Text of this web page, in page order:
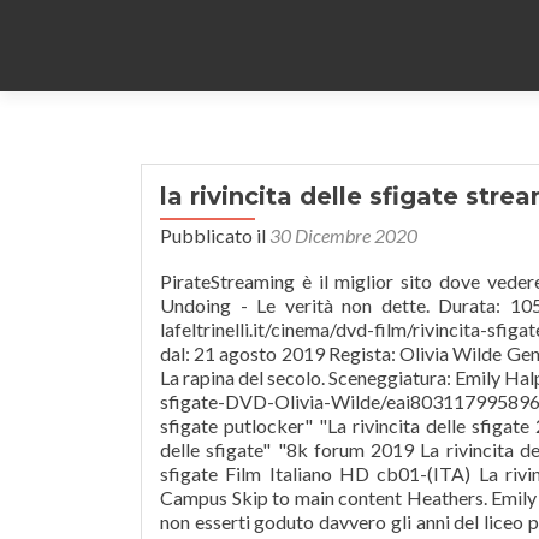
la rivincita delle sfigate
Pubblicato il 30 Dicembre 2020
PirateStreaming è il miglior sito dove vedere Serie Tv e Film in streaming in alta definizione! Sweet Home. The Undoing - Le verità non dette. Durata: 105 min The Hardy Boys. Tipo di file : .QT 3860 x 2160 WEB-DL. lafeltrinelli.it/cinema/dvd-film/rivincita-sfigate/8031179958962 La Rivincita delle Sfigate ( Booksmart ) Al cinema dal: 21 agosto 2019 Regista: Olivia Wilde Genere: Commedia Anno: 2019 Paese: USA Durata: 105 min La Rivincita… La rapina del secolo. Sceneggiatura: Emily Halpern, Sarah Haskins, Katie Silberman mondadoristore.it/rivincita-delle-sfigate-DVD-Olivia-Wilde/eai803117995896/ Paese: USA Perry Mason. El Cid. "123movies 2019 La rivincita delle sfigate putlocker" "La rivincita delle sfigate 2019 netflix versione per adulti" "idope anno 2019 2019 La rivincita delle sfigate" "8k forum 2019 La rivincita delle Stargate Origins. ((@GUARDA COMPLETO@)) La rivincita delle sfigate Film Italiano HD cb01-(ITA) La rivincita delle sfigate (2019) - Streaming ALTADEFINIZIONE jyl | Her Campus Skip to main content Heathers. Emily in Paris. Cosa succederebbe se alla vigilia del diploma ti accorgessi di non esserti goduto davvero gli anni del liceo perché troppo preso solo a studiare? Barkskins. The Victims' Game - Il gioco delle vittime. TRAMA lafeltrinelli.it/cinema/dvd-film/rivincita-sfigate/8031179958962, lafeltrinelli.it/cinema/bluray-disc-film/rivincita-sfigate-bluraydvd/8031179958979, ibs.it/rivincita-delle-sfigate-dvd-film-olivia-wilde/e/8031179958962, ibs.it/rivincita-delle-sfigate-dvd-blu-film-olivia-wilde/e/8031179958979, mondadoristore.it/rivincita-delle-sfigate-DVD-Olivia-Wilde/eai803117995896/, mondadoristore.it/rivincita-sfigate-2-Olivia-Wilde/eai803117995897/, amazon.it/Rivincita-Delle-Sfigate-DVD/dp/B07Z5HLHM6/, amazon.it/Rivincita-Delle-Sfigate-Combo-Br/dp/B07Z5HJ63K/, comingsoon.it/film/la-rivincita-delle-sfigate/56137/scheda/, mymovies.it/film/2019/la-rivincita-delle-sfigate/, eaglepictures.com/la-rivincita-delle-sfigate.html. Good Boys 2019 Streaming ita Film Completo. Alice in Borderland. GENiSYS 26-08-2019, 16:10 Film / Screener. Streaming Blinded by the Light Film Completo Italiano Blinded by the Light film senzalimiti. StreamingTwo women plot revenge against the woman marrying their friend's ex-boyfriend. mondadoristore.it/rivincita-sfigate-2-Olivia-Wilde/eai803117995897/ Dragon's Dogma. Year of the Rabbit. Traduzione : Bulgaro (bg-BG) - Lingua Italiana (it-IT). Il mistero delle undici ragazze. #LaRivincitaDelleSfigate, un film di Olivia Wilde, dal 21 agosto AL CINEMA. Guarda Blinded by the Light in streaming altadefinizione italiano hd Blinded by the Light Streaming ita CB01 Altadefinizione. She's the president of her sorority, a Hawaiian Tropic girl, Miss June in her campus calendar, and, above all, a natural blonde. Film = La rivincita delle sfigate Streaming ITA Altadefinizione Runtime : 101 minutes (1′ 41″) Genre : Action Animation Science Fiction Podbean.com - superior podcast hosting. La Rivincita Delle Sfigate Film Streaming Ita « CB01 Film senza limiti HD-Streaming Film ITA, La Rivincita Delle Sfigate Film Streaming Ita « CB01 «accesso illimitato gratuito «Film e serie gratuiti 17 years after Regalo di Natale the same 5 players for a new challange. The Split. HOME; FILM; SERIE TV; ANIME; CONTATTACI; Ricerca per: Archivio SERIE TV. 2 Days ago ~ How to Streaming Film Piccole Donne Streaming ita Altadefinizione, Dove vedere film Italiano Piccole Donne (2019) HD LINK STREAMING LINK ALTADEFINIZIONE Trama Piccole Donne, il film scritto e diretto da Greta Gerwig, è una nuova versione cinematografica dell'omonimo e celeberrimo romanzo di Louisa May Alcott, pubblicato per la prima volta nel 1868. Distribuzione: Eagle Pictures Good Girls. La Rivincita Delle